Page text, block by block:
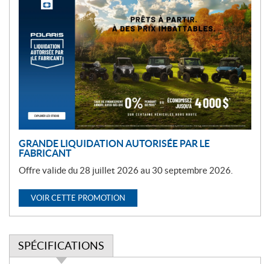
GRANDE LIQUIDATION AUTORISÉE PAR LE
FABRICANT
Offre valide du 28 juillet 2026 au 30 septembre 2026.
VOIR CETTE PROMOTION
SPÉCIFICATIONS